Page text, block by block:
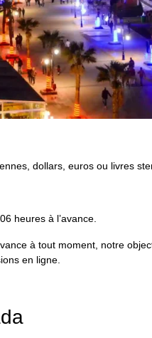
dollars, euros ou livres
heures à l’avance.
à tout moment, notre
en ligne.